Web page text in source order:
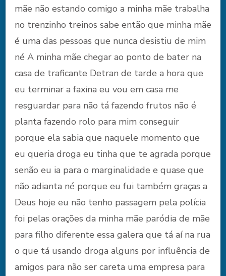
mãe não estando comigo a minha mãe trabalha
no trenzinho treinos sabe então que minha mãe
é uma das pessoas que nunca desistiu de mim
né A minha mãe chegar ao ponto de bater na
casa de traficante Detran de tarde a hora que
eu terminar a faxina eu vou em casa me
resguardar para não tá fazendo frutos não é
planta fazendo rolo para mim conseguir
porque ela sabia que naquele momento que
eu queria droga eu tinha que te agrada porque
senão eu ia para o marginalidade e quase que
não adianta né porque eu fui também graças a
Deus hoje eu não tenho passagem pela polícia
foi pelas orações da minha mãe paródia de mãe
para filho diferente essa galera que tá aí na rua
o que tá usando droga alguns por influência de
amigos para não ser careta uma empresa para